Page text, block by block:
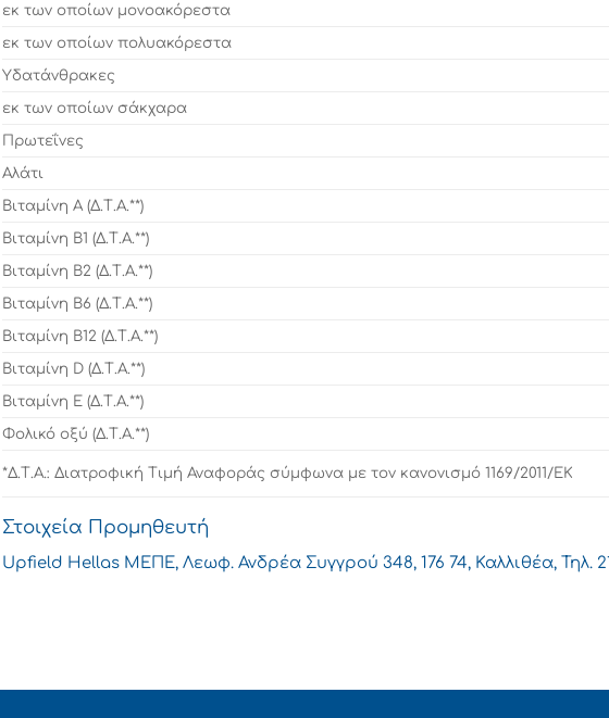
εκ των οποίων μονοακόρεστα
εκ των οποίων πολυακόρεστα
Υδατάνθρακες
εκ των οποίων σάκχαρα
Πρωτεΐνες
Αλάτι
Βιταμίνη Α (Δ.Τ.Α.**)
Βιταμίνη Β1 (Δ.Τ.Α.**)
Βιταμίνη Β2 (Δ.Τ.Α.**)
Βιταμίνη Β6 (Δ.Τ.Α.**)
Βιταμίνη Β12 (Δ.Τ.Α.**)
Βιταμίνη D (Δ.Τ.Α.**)
Βιταμίνη Ε (Δ.Τ.Α.**)
Φολικό οξύ (Δ.Τ.Α.**)
*Δ.Τ.Α.: Διατροφική Τιμή Αναφοράς σύμφωνα με τον κανονισμό 1169/2011/ΕΚ
Στοιχεία Προμηθευτή
Upfield Hellas ΜΕΠΕ, Λεωφ. Ανδρέα Συγγρού 348, 176 74, Καλλιθέα, Τηλ.